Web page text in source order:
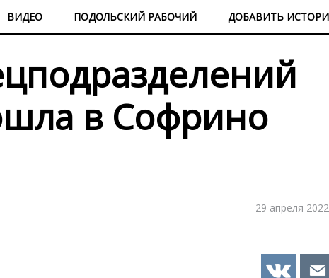
ВИДЕО ПОДОЛЬСКИЙ РАБОЧИЙ ДОБАВИТЬ
в Софрино
29 апреля